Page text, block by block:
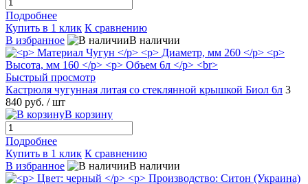
Подробнее
Купить в 1 клик К сравнению
В избранное
В наличии
Быстрый просмотр
Кастрюля чугунная литая со стеклянной крышкой Биол 6л 3
840 руб. / шт
В корзину
Подробнее
Купить в 1 клик К сравнению
В избранное
В наличии